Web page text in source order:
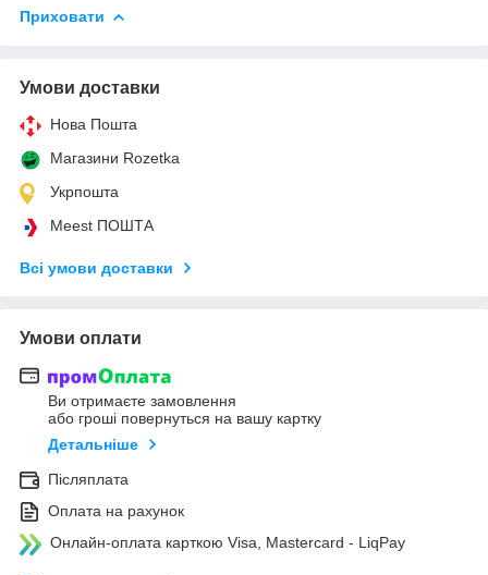
Приховати
Умови доставки
Нова Пошта
Магазини Rozetka
Укрпошта
Meest ПОШТА
Всі умови доставки
Умови оплати
Ви отримаєте замовлення
або гроші повернуться на вашу картку
Детальніше
Післяплата
Оплата на рахунок
Онлайн-оплата карткою Visa, Mastercard - LiqPay